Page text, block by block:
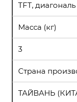
TFT,
Масса (кг)
3
Страна
ТАЙВАНЬ